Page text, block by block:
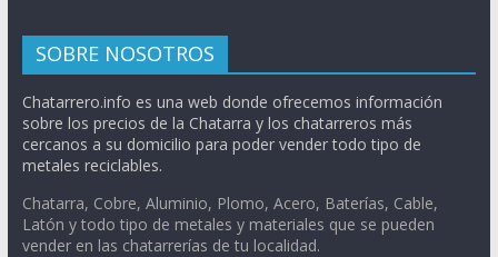
SOBRE NOSOTROS
Chatarrero.info es una web donde ofrecemos información
sobre los precios de la Chatarra y los chatarreros más
cercanos a su domicilio para poder vender todo tipo de
metales reciclables.
Chatarra, Cobre, Aluminio, Plomo, Acero, Baterías, Cable,
Latón y todo tipo de metales y materiales que se pueden
vender en las chatarrerías de tu localidad.